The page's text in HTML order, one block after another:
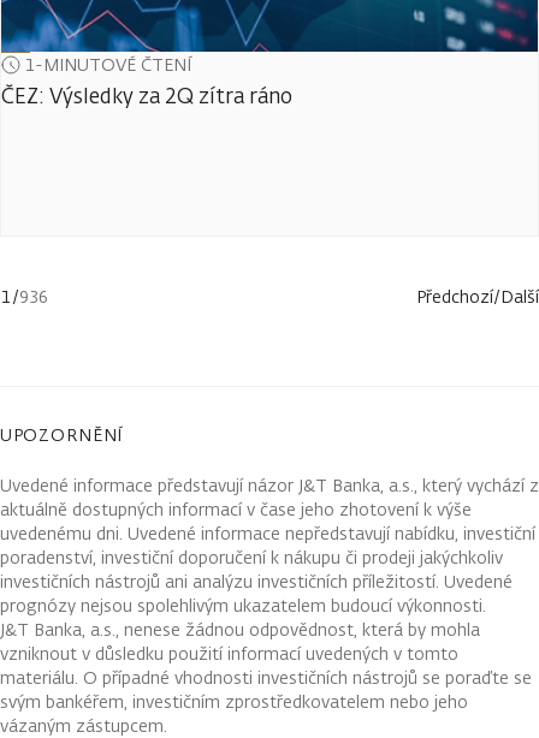
1-MINUTOVÉ ČTENÍ
ČEZ: Výsledky za 2Q zítra ráno
1/936 Předchozí/Další
UPOZORNĚNÍ
Uvedené informace představují názor J&T Banka, a.s., který vychází z
aktuálně dostupných informací v čase jeho zhotovení k výše
uvedenému dni. Uvedené informace nepředstavují nabídku, investiční
poradenství, investiční doporučení k nákupu či prodeji jakýchkoliv
investičních nástrojů ani analýzu investičních příležitostí. Uvedené
prognózy nejsou spolehlivým ukazatelem budoucí výkonnosti.
J&T Banka, a.s., nenese žádnou odpovědnost, která by mohla
vzniknout v důsledku použití informací uvedených v tomto
materiálu. O případné vhodnosti investičních nástrojů se poraďte se
svým bankéřem, investičním zprostředkovatelem nebo jeho
vázaným zástupcem.